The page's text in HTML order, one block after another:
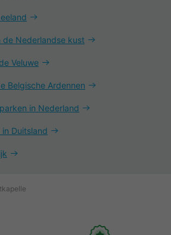
de Nederlandse kust
Veluwe
Belgische Ardennen
in Nederland
Duitsland